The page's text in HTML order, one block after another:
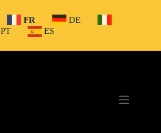
FR
DE
PT ES